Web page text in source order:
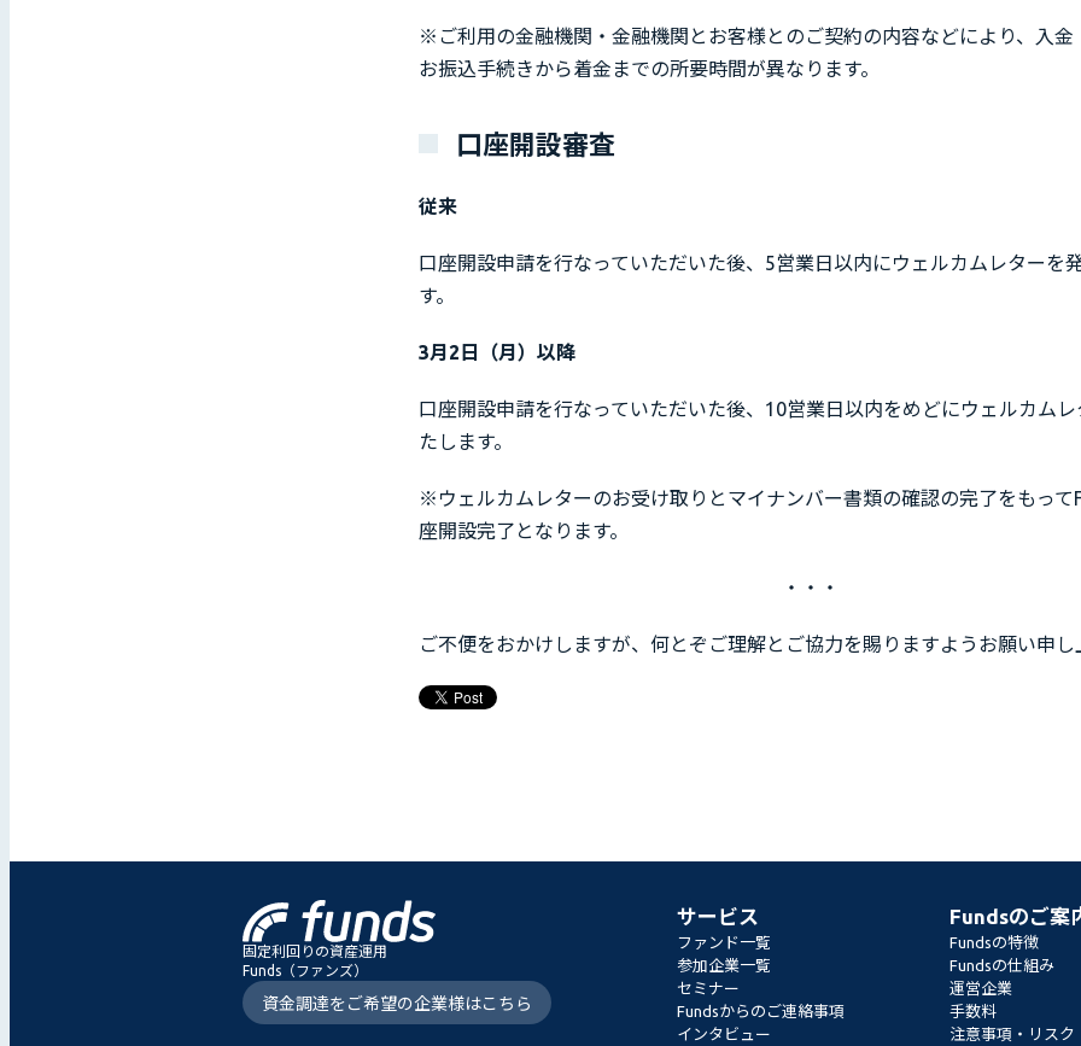
※ご利用の金融機関・金融機関とお客様とのご契約の内容などにより、入金
お振込手続きから着金までの所要時間が異なります。
口座開設審査
従来
口座開設申請を行なっていただいた後、5営業日以内にウェルカムレターを
す。
3月2日（月）以降
口座開設申請を行なっていただいた後、10営業日以内をめどにウェルカム
たします。
※ウェルカムレターのお受け取りとマイナンバー書類の確認の完了をもって
座開設完了となります。
・・・
ご不便をおかけしますが、何とぞご理解とご協力を賜りますようお願い申し
固定利回りの資産運用
Funds（ファンズ）
資金調達をご希望の企業様はこちら
サービス
ファンド一覧
参加企業一覧
セミナー
Fundsからのご連絡事項
インタビュー
Fundsのご案
Fundsの特徴
Fundsの仕組み
運営企業
手数料
注意事項・リスク